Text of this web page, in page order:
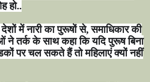
हो..
में नारी का पुरूषों से,समाधिकार की
ने तर्क के साथ कहा कि यदि पुरूष बिना
पर चल सकते हैं तो महिलाएं क्यों नहीं